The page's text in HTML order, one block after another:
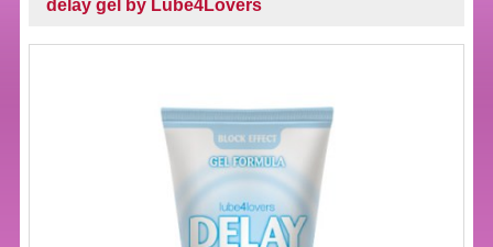
delay gel by Lube4Lovers